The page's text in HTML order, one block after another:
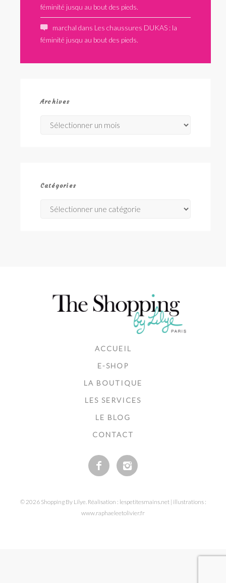
féminité jusqu au bout des pieds.
marchal dans Les chaussures DUKAS : la
féminité jusqu au bout des pieds.
Archives
Catégories
ACCUEIL
E-SHOP
LA BOUTIQUE
LES SERVICES
LE BLOG
CONTACT
© 2026 Shopping By Lilye. Réalisation : lespetitesmains.net | illustrations :
www.raphaeleetolivier.fr